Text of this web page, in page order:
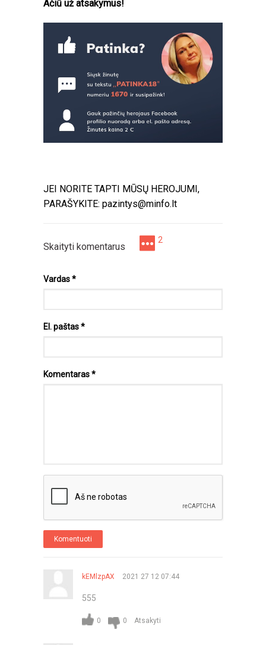
Ačiū už atsakymus!
JEI NORITE TAPTI MŪSŲ HEROJUMI,
PARAŠYKITE: pazintys@minfo.lt
Skaityti komentarus
2
Vardas*
El. paštas*
Komentaras*
Komentuoti
kEMlzpAX 2021 27 12 07:44
555
0 0 Atsakyti